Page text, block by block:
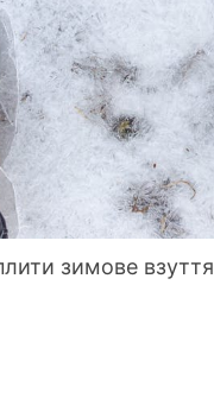
зимове взуття